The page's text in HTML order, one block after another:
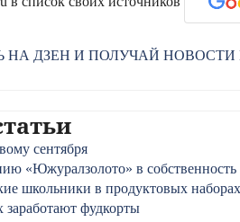
НА ДЗЕН И ПОЛУЧАЙ
сентября
«Южуралзолото» в собственность
школьники в продуктовых наборах
заработают фудкорты